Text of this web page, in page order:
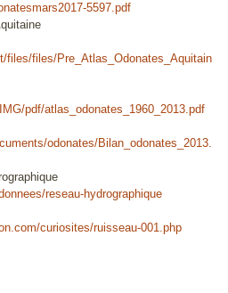
5597.pdf
files/files/Pre_Atlas_Odonates_Aquitain
pdf/atlas_odonates_1960_2013.pdf
odonates/Bilan_odonates_2013.
reseau-hydrographique
curiosites/ruisseau-001.php